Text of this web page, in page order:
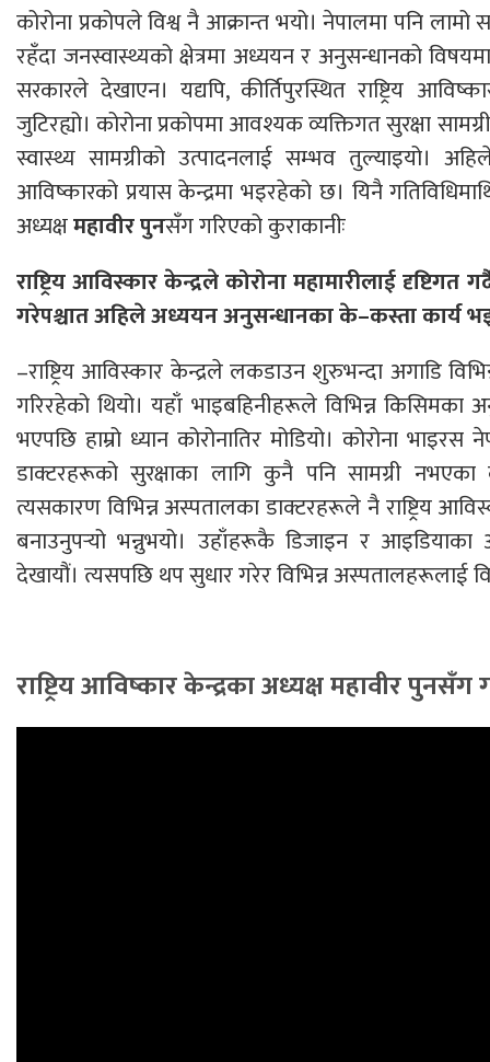
कोरोना प्रकोपले विश्व नै आक्रान्त भयो। नेपालमा पनि
रहँदा जनस्वास्थ्यको क्षेत्रमा अध्ययन र अनुसन्धानको
सरकारले देखाएन। यद्यपि, कीर्तिपुरस्थित राष्ट्रिय
जुटिरह्यो। कोरोना प्रकोपमा आवश्यक व्यक्तिगत सुरक्षा
स्वास्थ्य सामग्रीको उत्पादनलाई सम्भव तुल्याइयो।
आविष्कारको प्रयास केन्द्रमा भइरहेको छ। यिनै
अध्यक्षमहावीर पुनसँग गरिएको कुराकानीः
राष्ट्रिय आविस्कार केन्द्रले कोरोना महामारीलाई दृष्टिगत
गरेपश्चात अहिले अध्ययन अनुसन्धानका के–कस्ता कार्य
–राष्ट्रिय आविस्कार केन्द्रले लकडाउन शुरुभन्दा अगाडि
गरिरहेको थियो। यहाँ भाइबहिनीहरूले विभिन्न
भएपछि हाम्रो ध्यान कोरोनातिर मोडियो। कोरोना
डाक्टरहरूको सुरक्षाका लागि कुनै पनि सामग्री
त्यसकारण विभिन्न अस्पतालका डाक्टरहरूले नै राष्ट्रिय
बनाउनुपर्‍यो भन्नुभयो। उहाँहरूकै डिजाइन र
देखायौं। त्यसपछि थप सुधार गरेर विभिन्न अस्पतालहरूलाई
राष्ट्रिय आविष्कार केन्द्रका अध्यक्ष महावीर पुनसँग